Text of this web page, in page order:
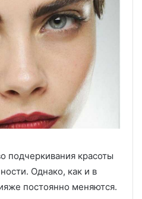
подчеркивания красоты
Однако, как и в
постоянно меняются.